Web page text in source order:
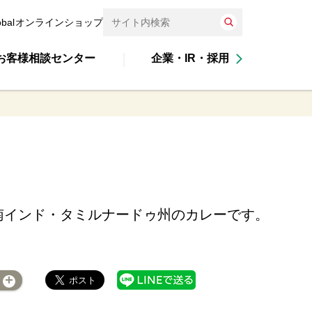
オンラインショップ
客様相談センター 企業・IR・採用
ンド・タミルナードゥ州のカレーです。